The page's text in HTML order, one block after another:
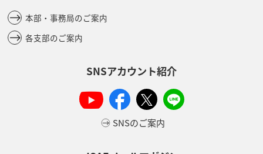
本部・事務局のご案内
各支部のご案内
SNSアカウント紹介
SNSのご案内